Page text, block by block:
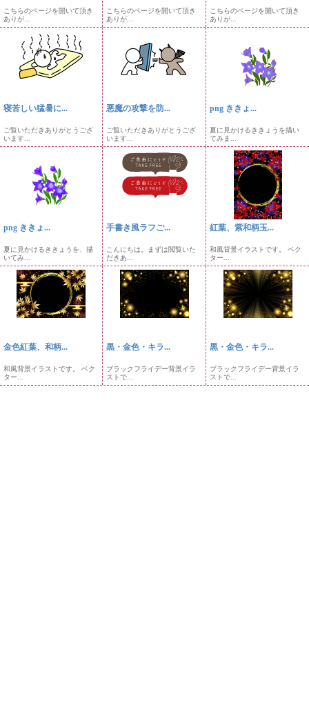
こちらのページを開いて頂き
ありが...
こちらのページを開いて頂き
ありが...
こちらのページを開いて頂き
ありが...
寝苦しい猛暑に...
ご覧いただきありがとうござ
います...
悪魔の攻撃を防...
ご覧いただきありがとうござ
います...
png ききょ...
夏に見かけるききょうを描い
てみま...
png ききょ...
夏に見かけるききょうを、描
いてみ...
手書き風ラフご...
こんにちは。まずは閲覧いた
だきあ...
紅葉、紫和柄玉...
和風背景イラストです。 ベク
ター...
金色紅葉、和柄...
和風背景イラストです。 ベク
ター...
黒・金色・キラ...
ブラックフライデー背景イラ
ストで...
黒・金色・キラ...
ブラックフライデー背景イラ
ストで...